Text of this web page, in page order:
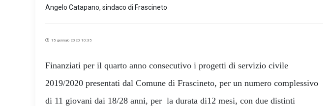
Angelo Catapano, sindaco di Frascineto
15 gennaio 2020 10:35
Finanziati per il quarto anno consecutivo i progetti di servizio civile
2019/2020 presentati dal Comune di Frascineto, per un numero complessivo
di 11 giovani dai 18/28 anni, per la durata di12 mesi, con due distinti